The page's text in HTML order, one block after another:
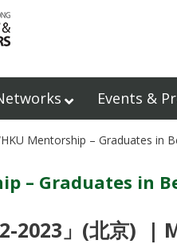
Events &
Mentorship – Graduates in
– Graduates in
2023 」 (北京) |